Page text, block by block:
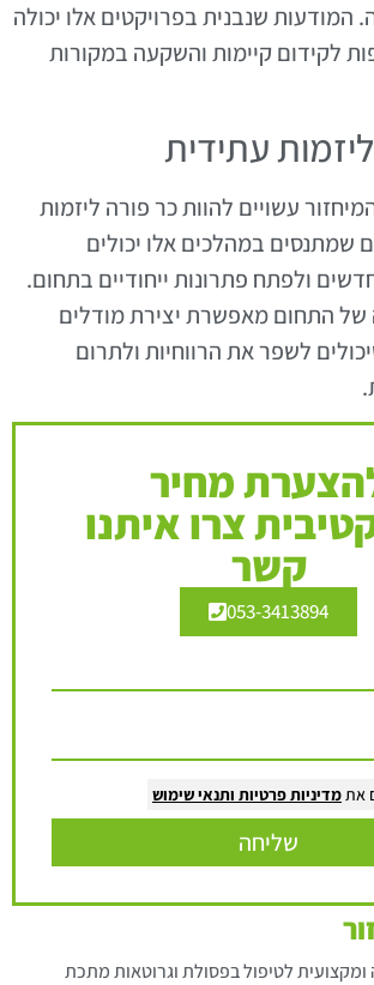
המודעות שנבנית בפרויקטים אלו יכולה
לקידום קיימות והשקעה במקורות
עתידית
עשויים להוות כר פורה ליזמות
שמתנסים במהלכים אלו יכולים
ולפתח פתרונות ייחודיים בתחום.
התחום מאפשרת יצירת מודלים
לשפר את הרווחיות ולתרום
מחיר
צרו איתנו
קשר
053-3413894
אתמדיניות פרטיות ותנאי שימוש
שליחה
לטיפול בפסולת וגרוטאות מתכת